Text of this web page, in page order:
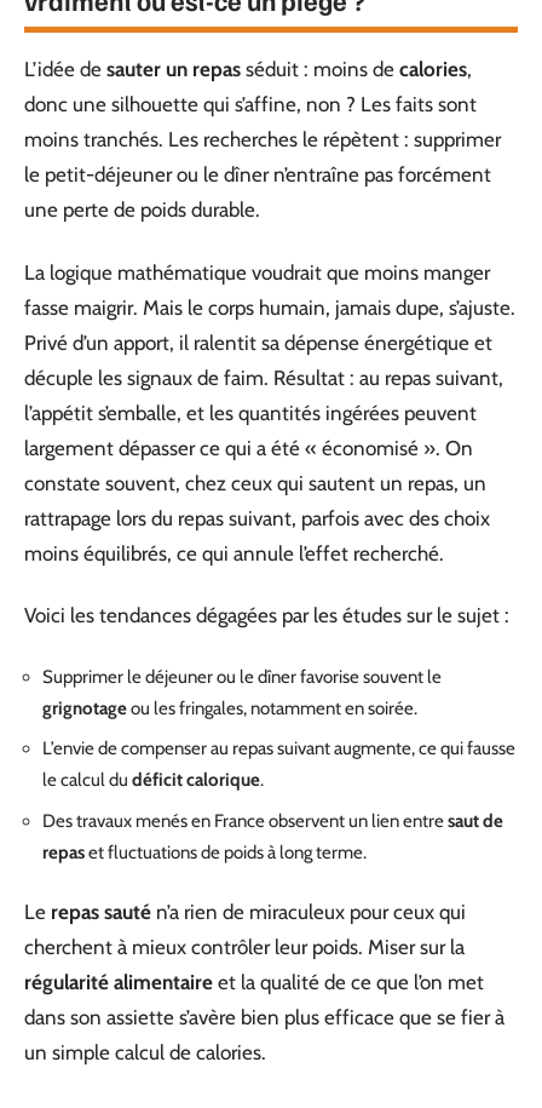
L’idée de sauter un repas séduit : moins de calories,
donc une silhouette qui s’affine, non ? Les faits sont
moins tranchés. Les recherches le répètent : supprimer
le petit-déjeuner ou le dîner n’entraîne pas forcément
une perte de poids durable.
La logique mathématique voudrait que moins manger
fasse maigrir. Mais le corps humain, jamais dupe, s’ajuste.
Privé d’un apport, il ralentit sa dépense énergétique et
décuple les signaux de faim. Résultat : au repas suivant,
l’appétit s’emballe, et les quantités ingérées peuvent
largement dépasser ce qui a été « économisé ». On
constate souvent, chez ceux qui sautent un repas, un
rattrapage lors du repas suivant, parfois avec des choix
moins équilibrés, ce qui annule l’effet recherché.
Voici les tendances dégagées par les études sur le sujet :
Supprimer le déjeuner ou le dîner favorise souvent le
grignotageou les fringales, notamment en soirée.
L’envie de compenser au repas suivant augmente, ce qui fausse
le calcul du déficit calorique.
Des travaux menés en France observent un lien entresaut de
repaset fluctuations de poids à long terme.
Le repas sauté n’a rien de miraculeux pour ceux qui
cherchent à mieux contrôler leur poids. Miser sur la
régularité alimentaire et la qualité de ce que l’on met
dans son assiette s’avère bien plus efficace que se fier à
un simple calcul de calories.